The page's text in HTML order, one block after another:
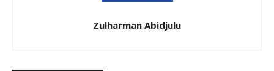
Zulharman Abidjulu